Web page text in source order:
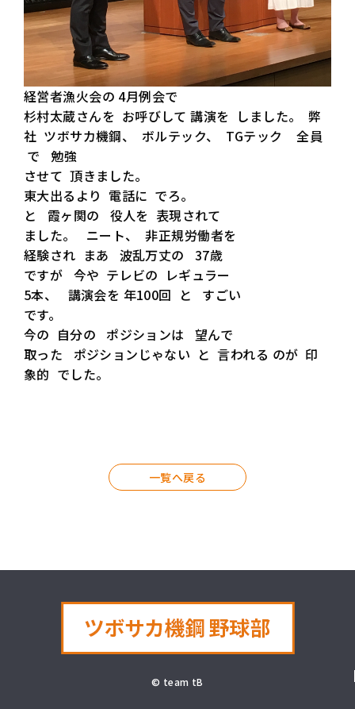
経営者漁火会の 4月例会で
杉村太蔵さんを お呼びして 講演を しました。 弊
社 ツボサカ機鋼、 ボルテック、 TGテック 全員
で 勉強
させて 頂きました。
東大出るより 電話に でろ。
と 霞ヶ関の 役人を 表現されて
ました。 ニート、 非正規労働者を
経験され まあ 波乱万丈の 37歳
ですが 今や テレビの レギュラー
5本、 講演会を 年100回 と すごい
です。
今の 自分の ポジションは 望んで
取った ポジションじゃない と 言われる のが 印
象的 でした。
一覧へ戻る
© team tB